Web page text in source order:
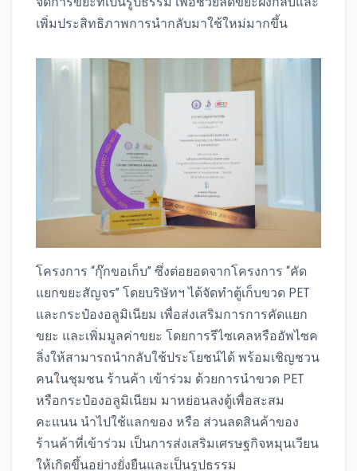
เพิ่มประสิทธิภาพการนำกลับมาใช้ใหม่มากขึ้น
โครงการ “กุ๊กขอเก็บ” ซึ่งต่อยอดจากโครงการ “คัด
แยกขยะสัญจร” โดยบริษัทฯ ได้จัดทำตู้เก็บขวด PET
และกระป๋องอลูมิเนียม เพื่อส่งเสริมการการคัดแยก
ขยะ และเพิ่มมูลค่าขยะ โดยการรีไซเคลหรืออัพไซค
ลิ่งให้สามารถนำกลับใช้ประโยชน์ได้ พร้อมเชิญชวน
คนในชุมชน ร้านค้า เข้าร่วม ด้วยการนำขวด PET
หรือกระป๋องอลูมิเนียม มาหย่อนลงตู้เพื่อสะสม
คะแนน นำไปใช้แลกของ หรือ ส่วนลดสินค้าของ
ร้านค้าที่เข้าร่วม เป็นการส่งเสริมเศรษฐกิจหมุนเวียน
ให้เกิดขึ้นอย่างยั่งยืนและเป็นรูปธรรม